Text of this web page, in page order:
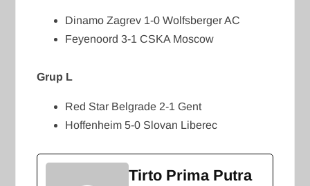
Dinamo Zagrev 1-0 Wolfsberger AC
Feyenoord 3-1 CSKA Moscow
Grup L
Red Star Belgrade 2-1 Gent
Hoffenheim 5-0 Slovan Liberec
Tirto Prima Putra